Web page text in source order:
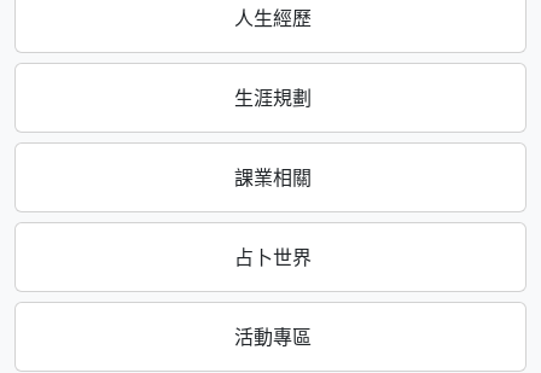
人生經歷
生涯規劃
課業相關
占卜世界
活動專區